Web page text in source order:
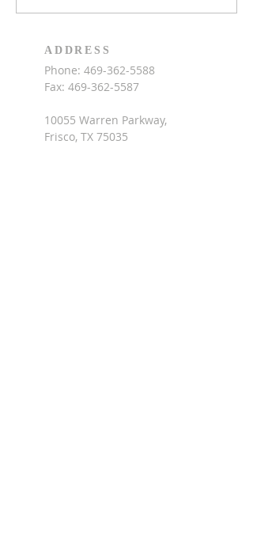
ADDRESS
Phone: 469-362-5588
Fax: 469-362-5587
10055 Warren Parkway,
Frisco, TX 75035